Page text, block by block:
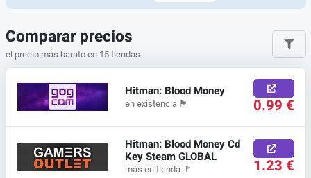
Comparar precios
el precio más barato en 15 tiendas
Hitman: Blood Money
en existencia 🏴 0.99 €
Hitman: Blood Money Cd
Key Steam GLOBAL
más en tienda 🚩 1.23 €